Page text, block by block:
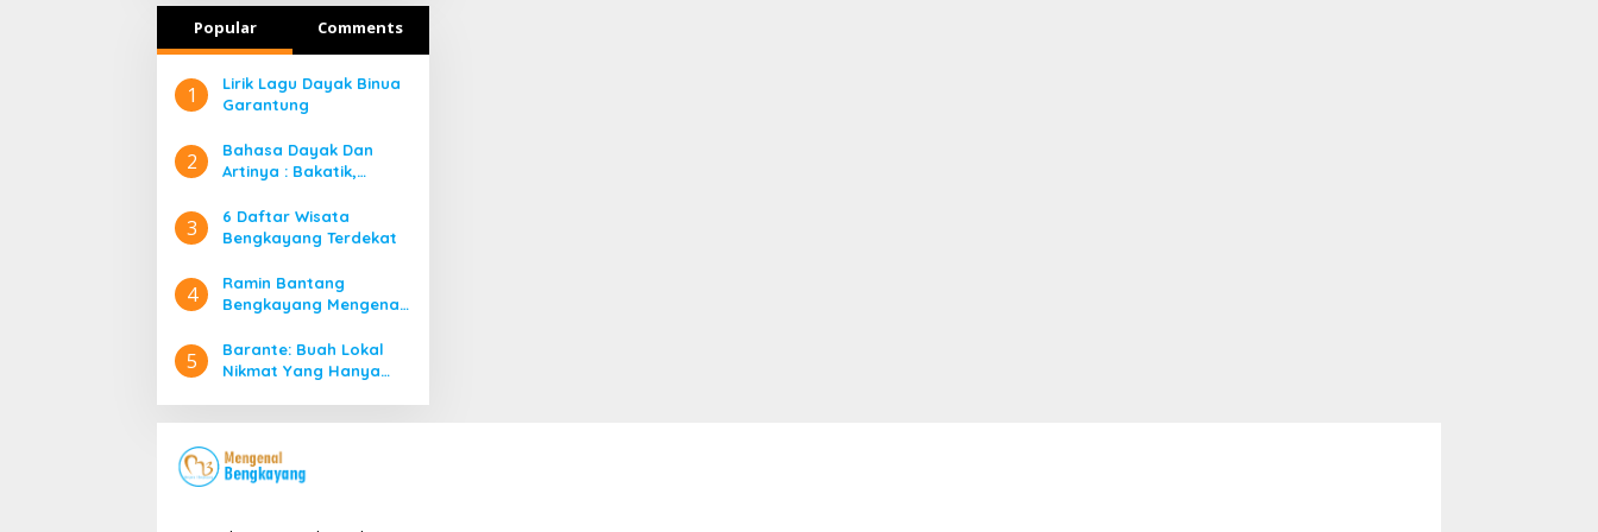
Popular Comments
1
Lirik Lagu Dayak Binua
Garantung
2
Bahasa Dayak Dan
Artinya : Bakatik,
Bidayuh Kata Ganti
Orang
3
6 Daftar Wisata
Bengkayang Terdekat
4
Ramin Bantang
Bengkayang Mengenal
Suku Dayak di
Bengkayang
5
Barante: Buah Lokal
Nikmat Yang Hanya